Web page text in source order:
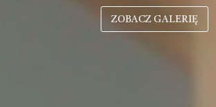
ZOBACZ GALERIĘ